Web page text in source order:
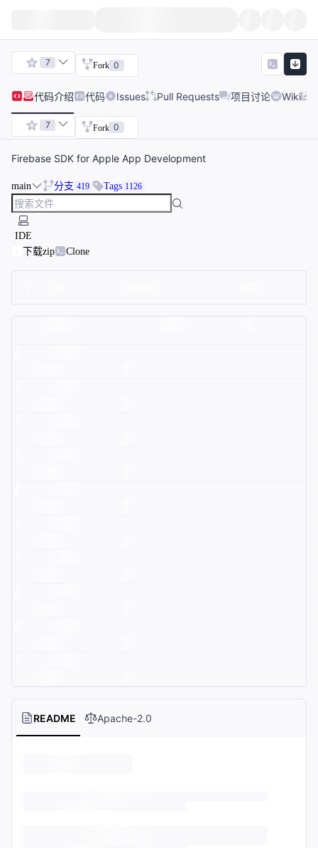
7 Fork 0
代码介绍 代码 Issues Pull Requests 项目讨论 Wiki
7 Fork 0
Firebase SDK for Apple App Development
main 分支 419 Tags 1126
IDE
下载zip
Clone
README Apache-2.0